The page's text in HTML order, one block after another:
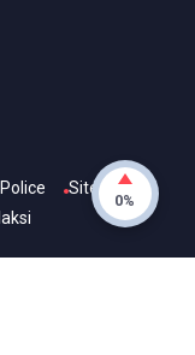
Sitemap
0%